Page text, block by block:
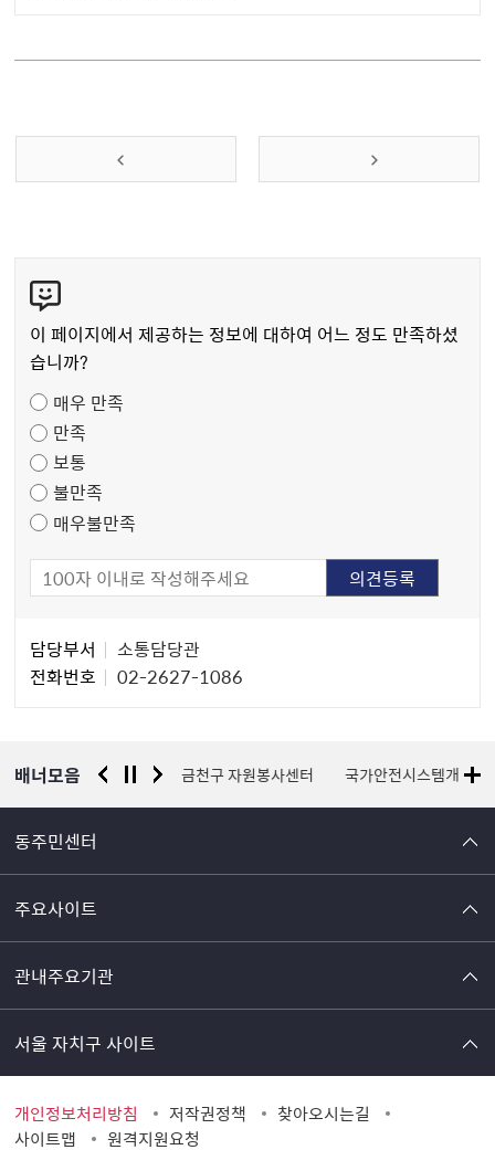
텐
츠
만
도
조
사
이 페이지에서 제공하는 정보에 대하여 어느 정도 만족하셨
습니까?
매우 만족
만족
보통
불만족
매우불만족
자
담당부서
소통담당관
전화번호
02-2627-1086
배너모음
서울시 평생학습포털 금천구 자원봉사센터 국가안전시스템개편
동주민센터
주요사이트
관내주요기관
서울 자치구 사이트
개인정보처리방침 저작권정책
찾아오시는길
사이트맵
원격지원요청